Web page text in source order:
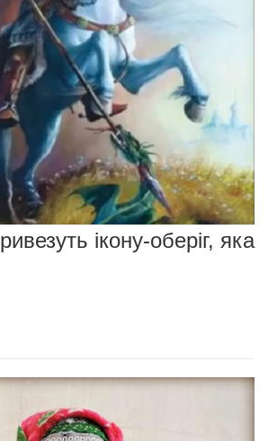
ікону-оберіг, яка